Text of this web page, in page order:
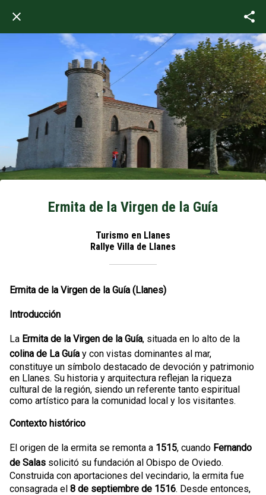
Ermita de la Virgen de la Guía
Turismo en Llanes
Rallye Villa de Llanes
Ermita de la Virgen de la Guía (Llanes)
Introducción
La Ermita de la Virgen de la Guía, situada en lo alto de la
colina de La Guía y con vistas dominantes al mar,
constituye un símbolo destacado de devoción y patrimonio
en Llanes. Su historia y arquitectura reflejan la riqueza
cultural de la región, siendo un referente tanto espiritual
como artístico para la comunidad local y los visitantes.
Contexto histórico
El origen de la ermita se remonta a 1515, cuando Fernando
de Salas solicitó su fundación al Obispo de Oviedo.
Construida con aportaciones del vecindario, la ermita fue
consagrada el 8 de septiembre de 1516. Desde entonces,